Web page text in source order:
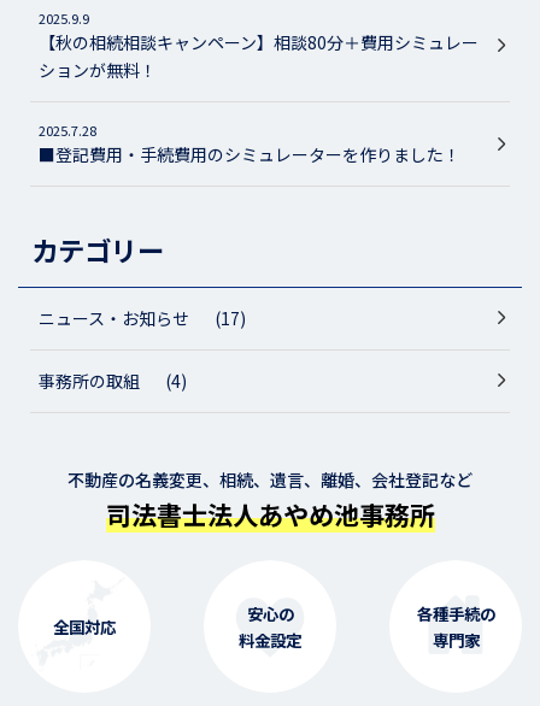
2025.9.9
【秋の相続相談キャンペーン】相談80分＋費用シミュレー
ションが無料！
2025.7.28
■登記費用・手続費用のシミュレーターを作りました！
カテゴリー
ニュース・お知らせ (17)
事務所の取組 (4)
不動産の名義変更、相続、遺言、離婚、会社登記など
司法書士法人あやめ池事務所
全国対応
安心の
料金設定
各種手続の
専門家